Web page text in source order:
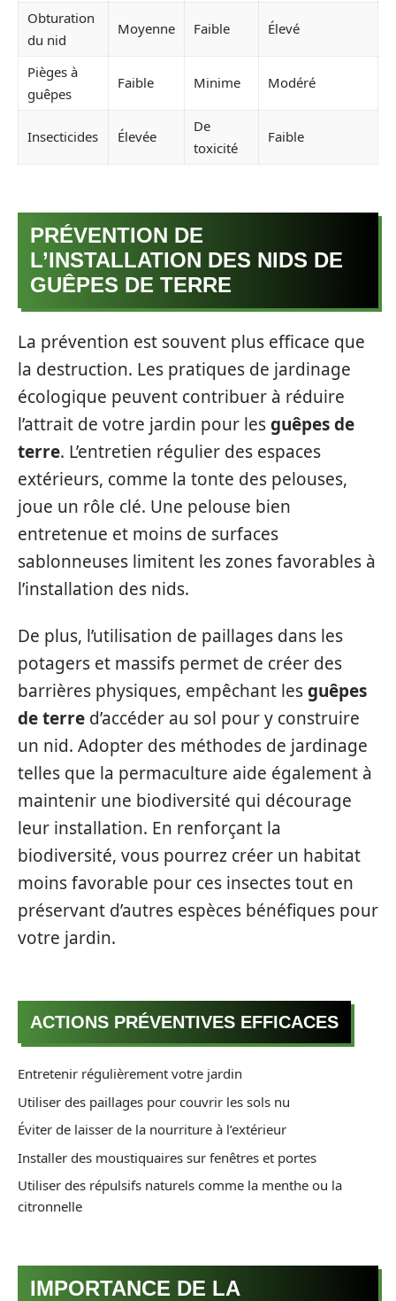
Obturation
du nid
Moyenne Faible Élevé
Pièges à
guêpes
Faible Minime Modéré
Insecticides Élevée
De
toxicité
Faible
PRÉVENTION DE
L’INSTALLATION DES NIDS DE
GUÊPES DE TERRE
La prévention est souvent plus efficace que
la destruction. Les pratiques de jardinage
écologique peuvent contribuer à réduire
l’attrait de votre jardin pour lesguêpes de
terre. L’entretien régulier des espaces
extérieurs, comme la tonte des pelouses,
joue un rôle clé. Une pelouse bien
entretenue et moins de surfaces
sablonneuses limitent les zones favorables à
l’installation des nids.
De plus, l’utilisation de paillages dans les
potagers et massifs permet de créer des
barrières physiques, empêchant lesguêpes
de terre d’accéder au sol pour y construire
un nid. Adopter des méthodes de jardinage
telles que la permaculture aide également à
maintenir une biodiversité qui décourage
leur installation. En renforçant la
biodiversité, vous pourrez créer un habitat
moins favorable pour ces insectes tout en
préservant d’autres espèces bénéfiques pour
votre jardin.
ACTIONS PRÉVENTIVES EFFICACES
Entretenir régulièrement votre jardin
Utiliser des paillages pour couvrir les sols nu
Éviter de laisser de la nourriture à l’extérieur
Installer des moustiquaires sur fenêtres et portes
Utiliser des répulsifs naturels comme la menthe ou la
citronnelle
IMPORTANCE DE LA